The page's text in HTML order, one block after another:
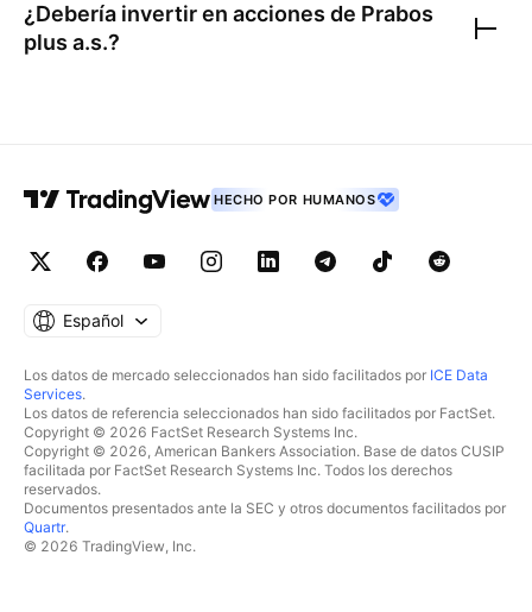
¿Debería invertir en acciones de Prabos
plus a.s.?
HECHO POR HUMANOS
Español
Los datos de mercado seleccionados han sido facilitados por ICE Data
Services.
Los datos de referencia seleccionados han sido facilitados por FactSet.
Copyright © 2026 FactSet Research Systems Inc.
Copyright © 2026, American Bankers Association. Base de datos CUSIP
facilitada por FactSet Research Systems Inc. Todos los derechos
reservados.
Documentos presentados ante la SEC y otros documentos facilitados por
Quartr.
© 2026 TradingView, Inc.